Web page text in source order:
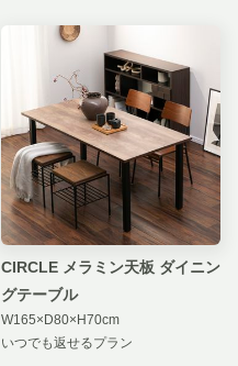
CIRCLE メラミン天板 ダイニン
グテーブル
W165×D80×H70cm
いつでも返せるプラン